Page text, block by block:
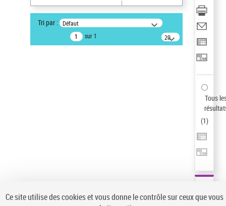
Type de notice d'autorité
Titre uniforme musical
Statut de la notice d’autorité
Tri par : Défaut
sur 1
20
résultats/page
Tous
(1)
Ce site utilise des cookies et vous donne le contrôle sur ceux que vous